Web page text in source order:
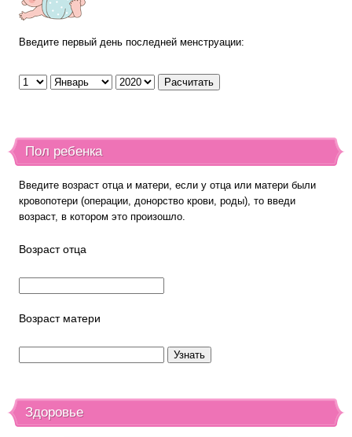
Введите первый день последней менструации:
Пол ребенка
Введите возраст отца и матери, если у отца или матери были
кровопотери (операции, донорство крови, роды), то введи
возраст, в котором это произошло.
Возраст отца
Возраст матери
Здоровье